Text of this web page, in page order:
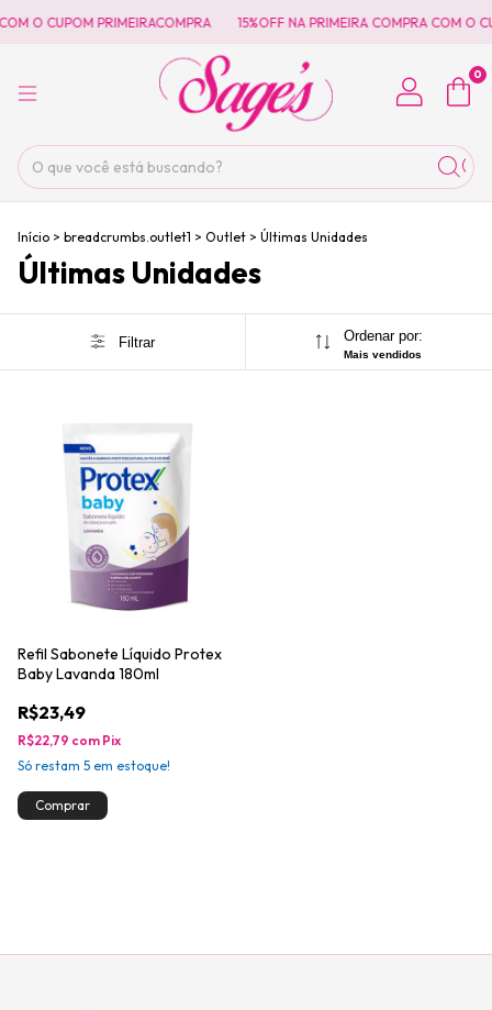
O CUPOM PRIMEIRACOMPRA 15%OFF NA PRIMEIRA COMPRA COM O
0
Início > breadcrumbs.outlet1 > Outlet > Últimas Unidades
Últimas Unidades
Filtrar Ordenar por:
Mais vendidos
Refil Sabonete Líquido Protex
Baby Lavanda 180ml
R$23,49
R$22,79 com Pix
Só restam 5 em estoque!